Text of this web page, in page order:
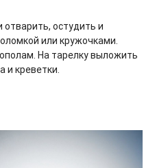
остудить и
или кружочками.
На тарелку выложить
и креветки.